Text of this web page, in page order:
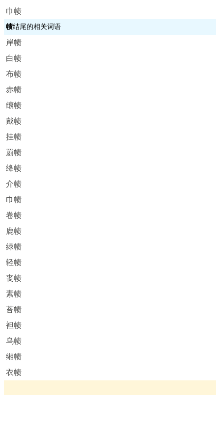
巾帻
帻结尾的相关词语
岸帻
白帻
布帻
赤帻
缞帻
戴帻
挂帻
罽帻
绛帻
介帻
巾帻
卷帻
鹿帻
緑帻
轻帻
丧帻
素帻
苔帻
袒帻
乌帻
缃帻
衣帻